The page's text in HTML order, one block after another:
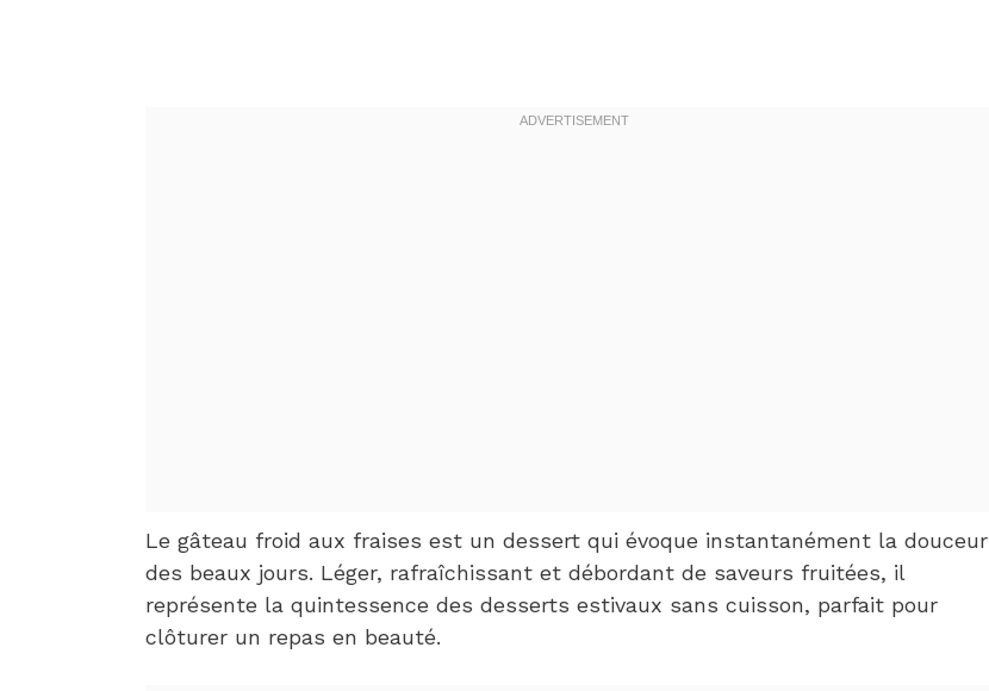
Le gâteau froid aux fraises est un dessert qui évoque instantanément la douceur
des beaux jours. Léger, rafraîchissant et débordant de saveurs fruitées, il
représente la quintessence des desserts estivaux sans cuisson, parfait pour
clôturer un repas en beauté.